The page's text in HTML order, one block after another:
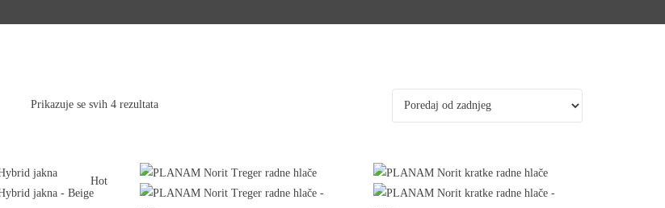
Prikazuje se svih 4 rezultataSorted by latest
Hot